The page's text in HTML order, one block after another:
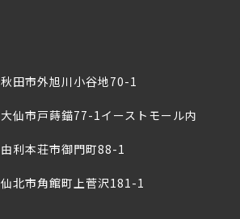
秋田市外旭川小谷地70-1
大仙市戸蒔錨77-1イーストモール内
由利本荘市御門町88-1
仙北市角館町上菅沢181-1